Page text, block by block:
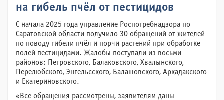
на гибель пчёл от пестицидов
С начала 2025 года управление Роспотребнадзора по
Саратовской области получило 30 обращений от жителей
по поводу гибели пчёл и порчи растений при обработке
полей пестицидами. Жалобы поступали из восьми
районов: Петровского, Балаковского, Хвалынского,
Перелюбского, Энгельсского, Балашовского, Аркадакского
и Екатериновского.
«Все обращения рассмотрены, заявителям даны